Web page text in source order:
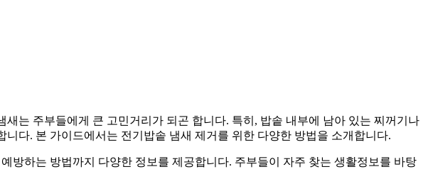
는 주부들에게 큰 고민거리가 되곤 합니다. 특히, 밥솥 내부에 남아 있는 찌꺼기나
다. 본 가이드에서는 전기밥솥 냄새 제거를 위한 다양한 방법을 소개합니다.
방하는 방법까지 다양한 정보를 제공합니다. 주부들이 자주 찾는 생활정보를 바탕